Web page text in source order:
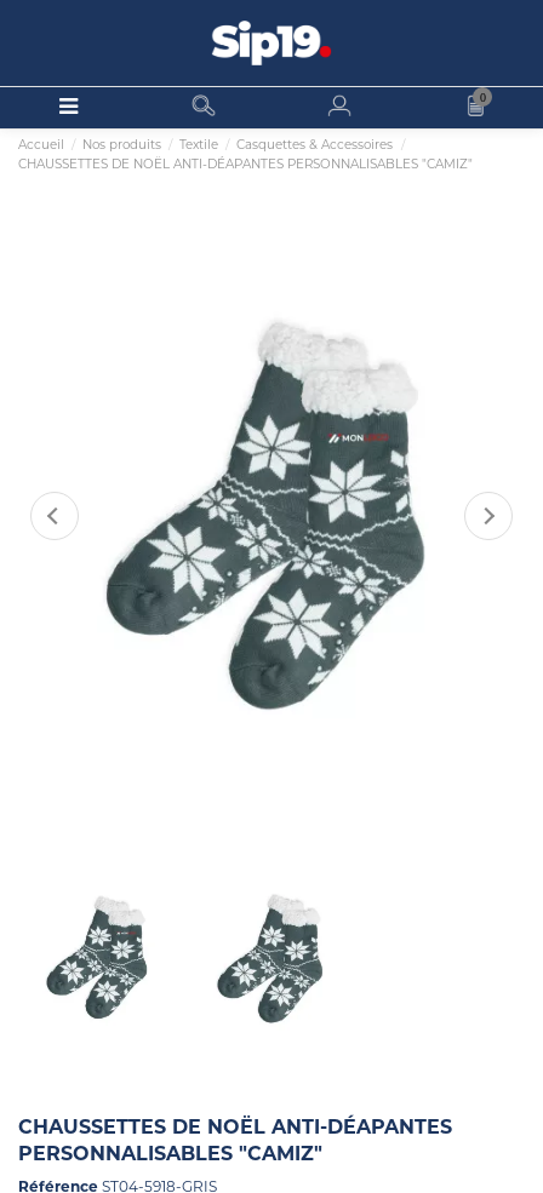
0
Accueil Nos produits Textile
Casquettes & Accessoires
CHAUSSETTES DE NOËL ANTI-DÉAPANTES PERSONNALISABLES "CAMIZ"
CHAUSSETTES DE NOËL ANTI-DÉAPANTES
PERSONNALISABLES "CAMIZ"
Référence ST04-5918-GRIS